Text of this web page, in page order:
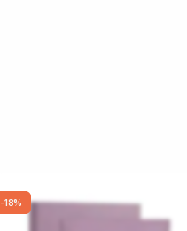
-18%